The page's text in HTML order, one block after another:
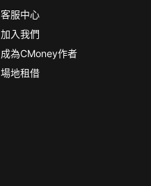
客服中心
加入我們
成為CMoney作者
場地租借